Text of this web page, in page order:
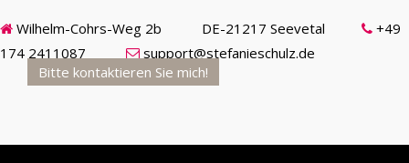
Wilhelm-Cohrs-Weg 2b DE-21217 Seevetal
+49
174 2411087
support@stefanieschulz.de
Bitte kontaktieren Sie mich!